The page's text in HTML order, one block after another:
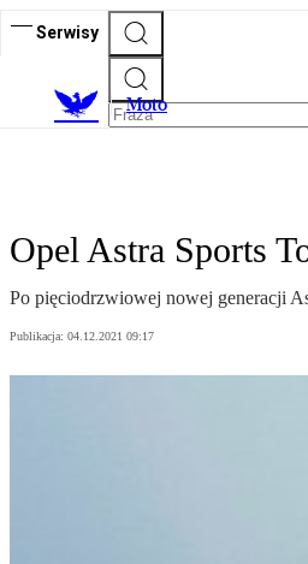
Serwisy
Moto
Opel Astra Sports
Po pięciodrzwiowej nowej generacji
Publikacja: 04.12.2021 09:17